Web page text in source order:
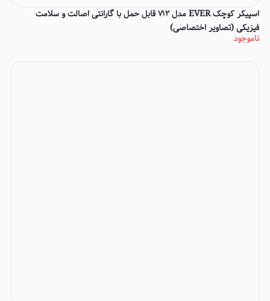
اسپیکر کوچک EVER مدل 712 قابل حمل با گارانتی اصالت و سلامت
فیزیکی (تصاویر اختصاصی)
ناموجود